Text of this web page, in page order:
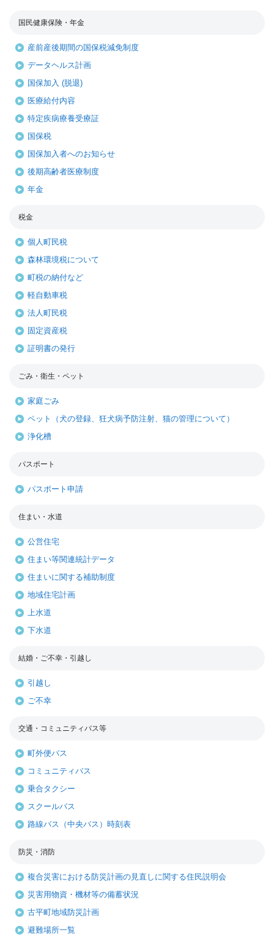
国民健康保険・年金
産前産後期間の国保税減免制度
データヘルス計画
国保加入 (脱退)
医療給付内容
特定疾病療養受療証
国保税
国保加入者へのお知らせ
後期高齢者医療制度
年金
税金
個人町民税
森林環境税について
町税の納付など
軽自動車税
法人町民税
固定資産税
証明書の発行
ごみ・衛生・ペット
家庭ごみ
ペット（犬の登録、狂犬病予防注射、猫の管理について）
浄化槽
パスポート
パスポート申請
住まい・水道
公営住宅
住まい等関連統計データ
住まいに関する補助制度
地域住宅計画
上水道
下水道
結婚・ご不幸・引越し
引越し
ご不幸
交通・コミュニティバス等
町外便バス
コミュニティバス
乗合タクシー
スクールバス
路線バス（中央バス）時刻表
防災・消防
複合災害における防災計画の見直しに関する住民説明会
災害用物資・機材等の備蓄状況
古平町地域防災計画
避難場所一覧